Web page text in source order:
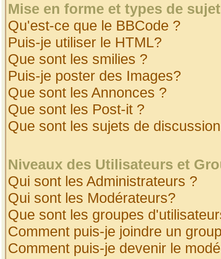
Mise en forme et types de
Qu'est-ce que le BBCode ?
Puis-je utiliser le HTML?
Que sont les smilies ?
Puis-je poster des Images?
Que sont les Annonces ?
Que sont les Post-it ?
Que sont les sujets de
Niveaux des Utilisateurs et
Qui sont les Administrateurs ?
Qui sont les Modérateurs?
Que sont les groupes
Comment puis-je joindre un
Comment puis-je devenir le